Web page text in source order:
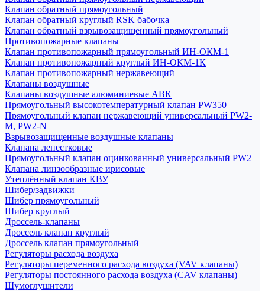
Клапан обратный прямоугольный
Клапан обратный круглый RSK бабочка
Клапан обратный взрывозащищенный прямоугольный
Противопожарные клапаны
Клапан противопожарный прямоугольный ИН-ОКМ-1
Клапан противопожарный круглый ИН-ОКМ-1К
Клапан противопожарный нержавеющий
Клапаны воздушные
Клапаны воздушные алюминиевые АВК
Прямоугольный высокотемпературный клапан PW350
Прямоугольный клапан нержавеющий универсальный PW2-
M, PW2-N
Взрывозащищенные воздушные клапаны
Клапана лепестковые
Прямоугольный клапан оцинкованный универсальный PW2
Клапана линзообразные ирисовые
Утеплённый клапан КВУ
Шибер/задвижки
Шибер прямоугольный
Шибер круглый
Дроссель-клапаны
Дроссель клапан круглый
Дроссель клапан прямоугольный
Регуляторы расхода воздуха
Регуляторы переменного расхода воздуха (VAV клапаны)
Регуляторы постоянного расхода воздуха (CAV клапаны)
Шумоглушители